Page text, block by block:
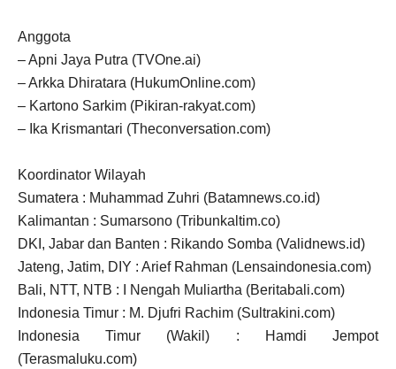
Anggota
– Apni Jaya Putra (TVOne.ai)
– Arkka Dhiratara (HukumOnline.com)
– Kartono Sarkim (Pikiran-rakyat.com)
– Ika Krismantari (Theconversation.com)
Koordinator Wilayah
Sumatera : Muhammad Zuhri (Batamnews.co.id)
Kalimantan : Sumarsono (Tribunkaltim.co)
DKI, Jabar dan Banten : Rikando Somba (Validnews.id)
Jateng, Jatim, DIY : Arief Rahman (Lensaindonesia.com)
Bali, NTT, NTB : I Nengah Muliartha (Beritabali.com)
Indonesia Timur : M. Djufri Rachim (Sultrakini.com)
Indonesia Timur (Wakil) : Hamdi Jempot
(Terasmaluku.com)